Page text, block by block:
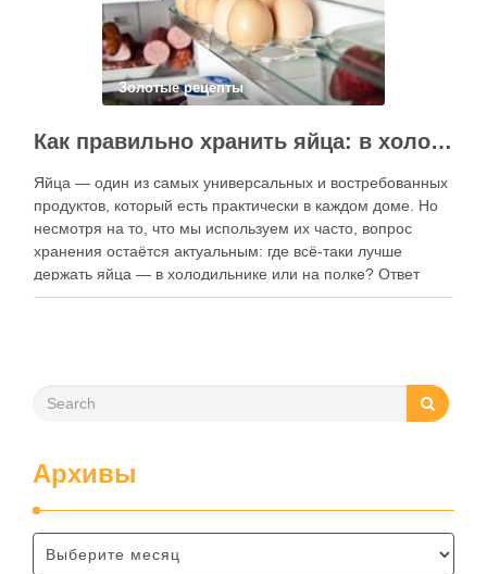
Золотые рецепты
Как правильно хранить яйца: в холодильнике или на полке?
Яйца — один из самых универсальных и востребованных
продуктов, который есть практически в каждом доме. Но
несмотря на то, что мы используем их часто, вопрос
хранения остаётся актуальным: где всё-таки лучше
держать яйца — в холодильнике или на полке? Ответ
зависит от нескольких факторов, включая температуру
Архивы